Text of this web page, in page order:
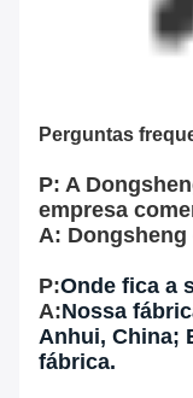
Perguntas
P: A
empresa
A: Dongsheng
P:Onde fica a
A:Nossa
Anhui, China;
fábrica.